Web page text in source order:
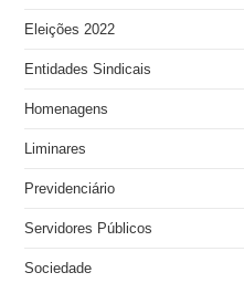
Eleições 2022
Entidades Sindicais
Homenagens
Liminares
Previdenciário
Servidores Públicos
Sociedade